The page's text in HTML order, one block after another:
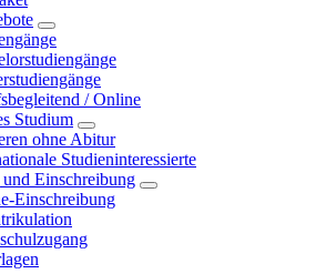
/ Online
Studium
ohne Abitur
Studieninteressierte
Einschreibung
Einschreibung